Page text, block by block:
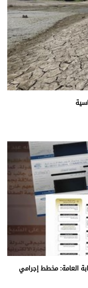
العامة: مخطط إجرامي